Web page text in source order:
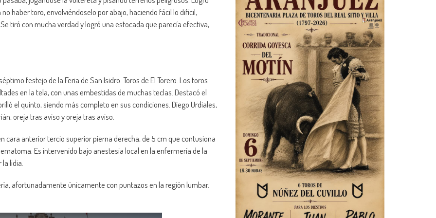
haber toro, envolviéndoselo por abajo, haciendo fácil lo difícil,
tiró con mucha verdad y logró una estocada que parecía efectiva,
festejo de la Feria de San Isidro. Toros de El Torero. Los toros
en la tela, con unas embestidas de muchas teclas. Destacó el
el quinto, siendo más completo en sus condiciones. Diego Urdiales,
oreja tras aviso y oreja tras aviso.
cara anterior tercio superior pierna derecha, de 5 cm que contusiona
Es intervenido bajo anestesia local en la enfermería de la
lidia.
afortunadamente únicamente con puntazos en la región lumbar.